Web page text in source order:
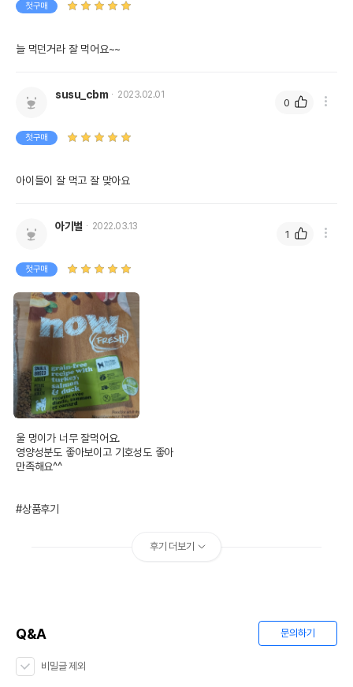
첫구매
늘 먹던거라 잘 먹어요~~
susu_cbm 2023.02.01
첫구매
아이들이 잘 먹고 잘 맞아요
0
아기별 2022.03.13
첫구매
울 멍이가 너무 잘먹어요.
영양성분도 좋아보이고 기호성도 좋아
만족해요^^
#상품후기
1
후기 더보기
Q&A 문의하기
비밀글 제외